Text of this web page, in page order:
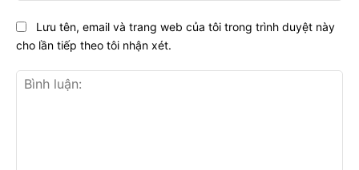
Lưu tên, email và trang web của tôi trong trình duyệt này
cho lần tiếp theo tôi nhận xét.